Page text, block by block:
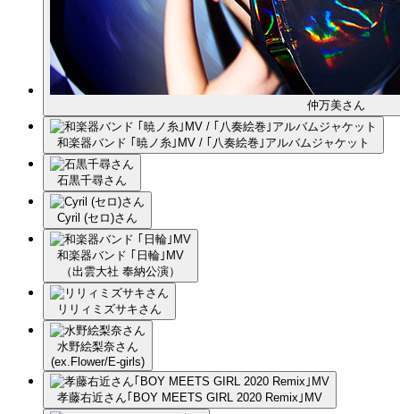
仲万美さん
和楽器バンド ｢暁ノ糸｣MV / ｢八奏絵巻｣アルバムジャケット
石黒千尋さん
Cyril (セロ)さん
和楽器バンド ｢日輪｣MV
（出雲大社 奉納公演）
リリィミズサキさん
水野絵梨奈さん
(ex.Flower/E-girls)
孝藤右近さん｢BOY MEETS GIRL 2020 Remix｣MV